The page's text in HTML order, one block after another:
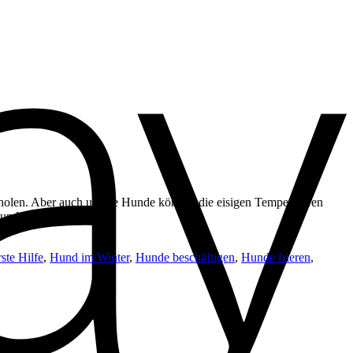
Aber auch unsere Hunde können die eisigen Temperaturen
[…]
Hilfe, Hund im Winter, Hunde beschäftigen, Hunde frieren,